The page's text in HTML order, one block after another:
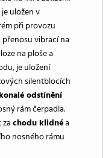
uložen v
při provozu
vibrací na
na ploše a
je uložení
silentblocích
odstínění
rám čerpadla.
zachodu klidnéa
nosného rámu